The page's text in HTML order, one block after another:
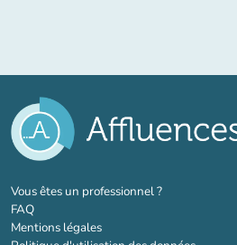
Vous êtes un professionnel ?(nouvel onglet)
FAQ
Mentions légales